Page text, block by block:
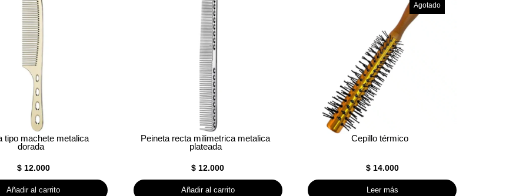
tipo machete metalica
dorada
$12.000
Añadir al carrito
Peineta recta milimetrica metalica
plateada
$ 12.000
Añadir al carrito
Agotado
Cepillo térmico
$14.000
Leer más